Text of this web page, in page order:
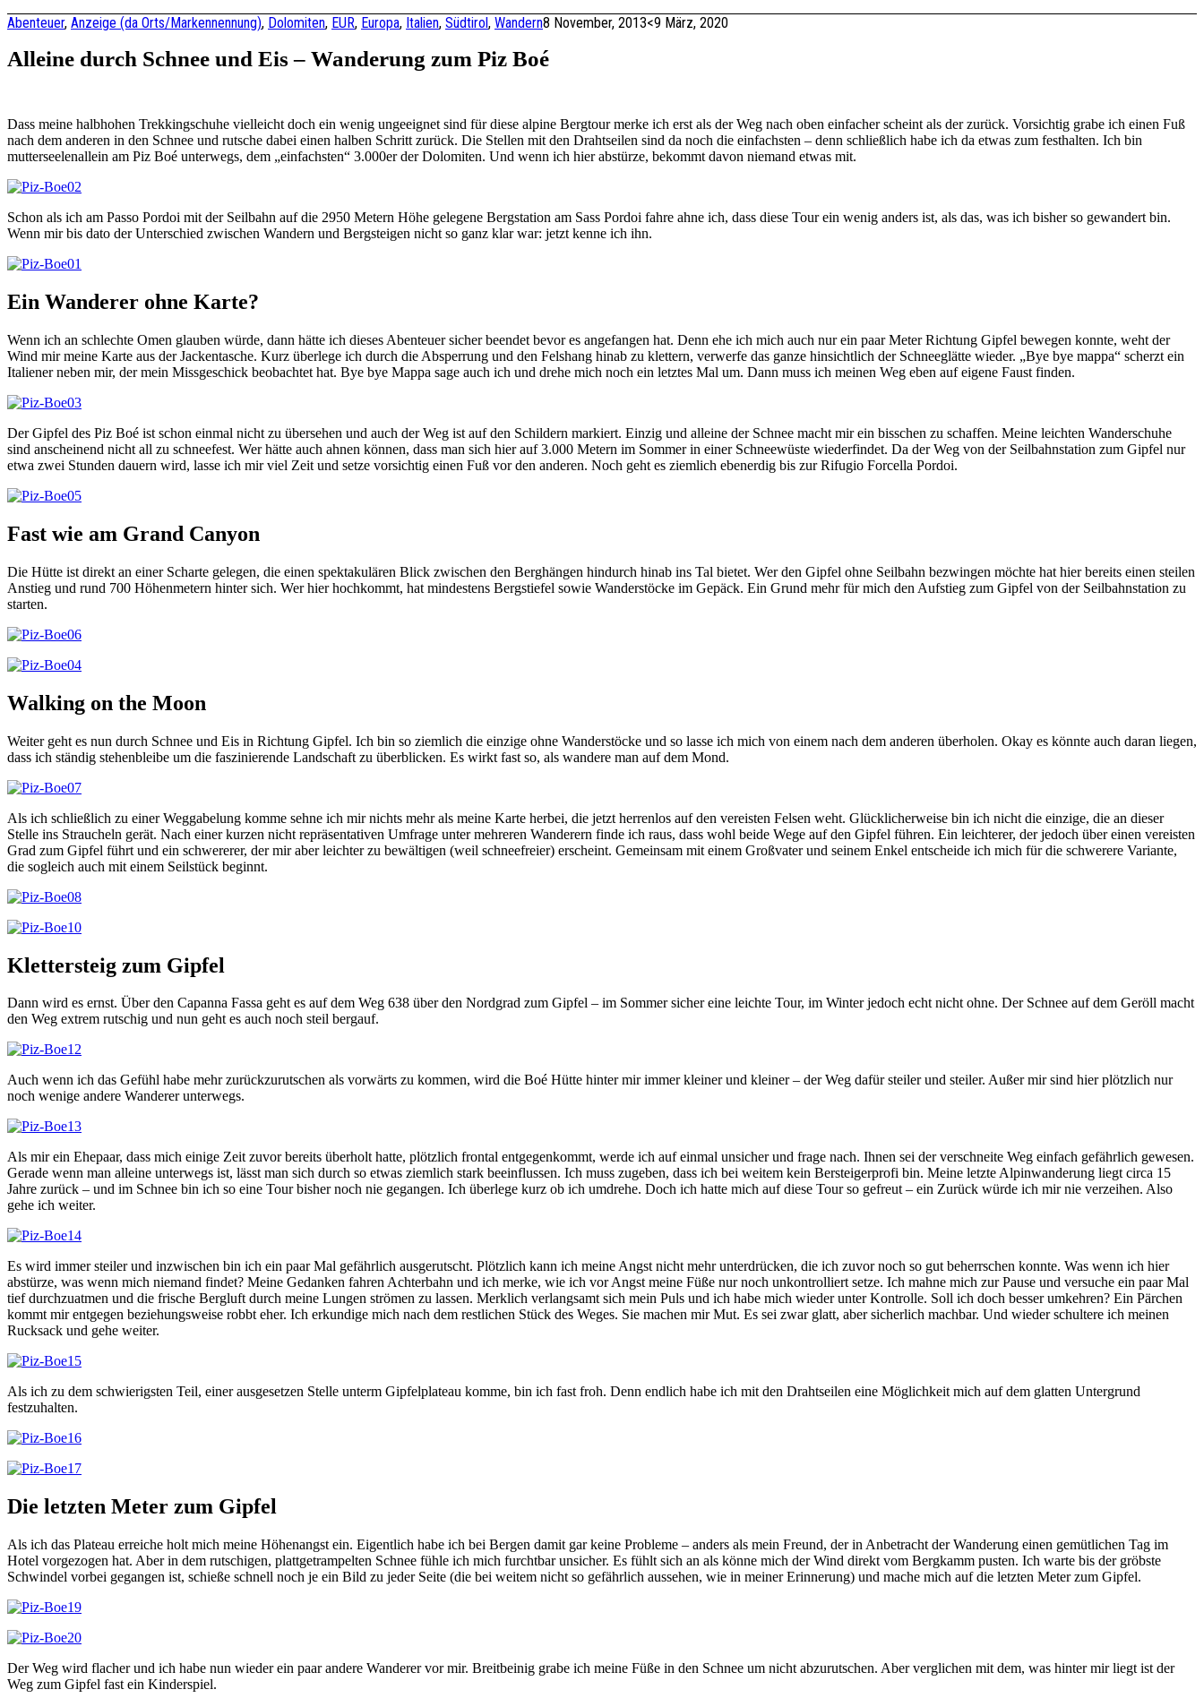
Abenteuer, Anzeige (da Orts/Markennennung), Dolomiten, EUR, Europa, Italien, Südtirol, Wandern8 November, 2013<9 März, 2020
Alleine durch Schnee und Eis – Wanderung zum Piz Boé
Dass meine halbhohen Trekkingschuhe vielleicht doch ein wenig ungeeignet sind für diese alpine Bergtour merke ich erst als der Weg nach oben einfacher scheint als der zurück. Vorsichtig grabe ich einen Fuß
nach dem anderen in den Schnee und rutsche dabei einen halben Schritt zurück. Die Stellen mit den Drahtseilen sind da noch die einfachsten – denn schließlich habe ich da etwas zum festhalten. Ich bin
mutterseelenallein am Piz Boé unterwegs, dem „einfachsten“ 3.000er der Dolomiten. Und wenn ich hier abstürze, bekommt davon niemand etwas mit.
Schon als ich am Passo Pordoi mit der Seilbahn auf die 2950 Metern Höhe gelegene Bergstation am Sass Pordoi fahre ahne ich, dass diese Tour ein wenig anders ist, als das, was ich bisher so gewandert bin.
Wenn mir bis dato der Unterschied zwischen Wandern und Bergsteigen nicht so ganz klar war: jetzt kenne ich ihn.
Ein Wanderer ohne Karte?
Wenn ich an schlechte Omen glauben würde, dann hätte ich dieses Abenteuer sicher beendet bevor es angefangen hat. Denn ehe ich mich auch nur ein paar Meter Richtung Gipfel bewegen konnte, weht der
Wind mir meine Karte aus der Jackentasche. Kurz überlege ich durch die Absperrung und den Felshang hinab zu klettern, verwerfe das ganze hinsichtlich der Schneeglätte wieder. „Bye bye mappa“ scherzt ein
Italiener neben mir, der mein Missgeschick beobachtet hat. Bye bye Mappa sage auch ich und drehe mich noch ein letztes Mal um. Dann muss ich meinen Weg eben auf eigene Faust finden.
Der Gipfel des Piz Boé ist schon einmal nicht zu übersehen und auch der Weg ist auf den Schildern markiert. Einzig und alleine der Schnee macht mir ein bisschen zu schaffen. Meine leichten Wanderschuhe
sind anscheinend nicht all zu schneefest. Wer hätte auch ahnen können, dass man sich hier auf 3.000 Metern im Sommer in einer Schneewüste wiederfindet. Da der Weg von der Seilbahnstation zum Gipfel nur
etwa zwei Stunden dauern wird, lasse ich mir viel Zeit und setze vorsichtig einen Fuß vor den anderen. Noch geht es ziemlich ebenerdig bis zur Rifugio Forcella Pordoi.
Fast wie am Grand Canyon
Die Hütte ist direkt an einer Scharte gelegen, die einen spektakulären Blick zwischen den Berghängen hindurch hinab ins Tal bietet. Wer den Gipfel ohne Seilbahn bezwingen möchte hat hier bereits einen steilen
Anstieg und rund 700 Höhenmetern hinter sich. Wer hier hochkommt, hat mindestens Bergstiefel sowie Wanderstöcke im Gepäck. Ein Grund mehr für mich den Aufstieg zum Gipfel von der Seilbahnstation zu
starten.
Walking on the Moon
Weiter geht es nun durch Schnee und Eis in Richtung Gipfel. Ich bin so ziemlich die einzige ohne Wanderstöcke und so lasse ich mich von einem nach dem anderen überholen. Okay es könnte auch daran liegen,
dass ich ständig stehenbleibe um die faszinierende Landschaft zu überblicken. Es wirkt fast so, als wandere man auf dem Mond.
Als ich schließlich zu einer Weggabelung komme sehne ich mir nichts mehr als meine Karte herbei, die jetzt herrenlos auf den vereisten Felsen weht. Glücklicherweise bin ich nicht die einzige, die an dieser
Stelle ins Straucheln gerät. Nach einer kurzen nicht repräsentativen Umfrage unter mehreren Wanderern finde ich raus, dass wohl beide Wege auf den Gipfel führen. Ein leichterer, der jedoch über einen vereisten
Grad zum Gipfel führt und ein schwererer, der mir aber leichter zu bewältigen (weil schneefreier) erscheint. Gemeinsam mit einem Großvater und seinem Enkel entscheide ich mich für die schwerere Variante,
die sogleich auch mit einem Seilstück beginnt.
Klettersteig zum Gipfel
Dann wird es ernst. Über den Capanna Fassa geht es auf dem Weg 638 über den Nordgrad zum Gipfel – im Sommer sicher eine leichte Tour, im Winter jedoch echt nicht ohne. Der Schnee auf dem Geröll macht
den Weg extrem rutschig und nun geht es auch noch steil bergauf.
Auch wenn ich das Gefühl habe mehr zurückzurutschen als vorwärts zu kommen, wird die Boé Hütte hinter mir immer kleiner und kleiner – der Weg dafür steiler und steiler. Außer mir sind hier plötzlich nur
noch wenige andere Wanderer unterwegs.
Als mir ein Ehepaar, dass mich einige Zeit zuvor bereits überholt hatte, plötzlich frontal entgegenkommt, werde ich auf einmal unsicher und frage nach. Ihnen sei der verschneite Weg einfach gefährlich gewesen.
Gerade wenn man alleine unterwegs ist, lässt man sich durch so etwas ziemlich stark beeinflussen. Ich muss zugeben, dass ich bei weitem kein Bersteigerprofi bin. Meine letzte Alpinwanderung liegt circa 15
Jahre zurück – und im Schnee bin ich so eine Tour bisher noch nie gegangen. Ich überlege kurz ob ich umdrehe. Doch ich hatte mich auf diese Tour so gefreut – ein Zurück würde ich mir nie verzeihen. Also
gehe ich weiter.
Es wird immer steiler und inzwischen bin ich ein paar Mal gefährlich ausgerutscht. Plötzlich kann ich meine Angst nicht mehr unterdrücken, die ich zuvor noch so gut beherrschen konnte. Was wenn ich hier
abstürze, was wenn mich niemand findet? Meine Gedanken fahren Achterbahn und ich merke, wie ich vor Angst meine Füße nur noch unkontrolliert setze. Ich mahne mich zur Pause und versuche ein paar Mal
tief durchzuatmen und die frische Bergluft durch meine Lungen strömen zu lassen. Merklich verlangsamt sich mein Puls und ich habe mich wieder unter Kontrolle. Soll ich doch besser umkehren? Ein Pärchen
kommt mir entgegen beziehungsweise robbt eher. Ich erkundige mich nach dem restlichen Stück des Weges. Sie machen mir Mut. Es sei zwar glatt, aber sicherlich machbar. Und wieder schultere ich meinen
Rucksack und gehe weiter.
Als ich zu dem schwierigsten Teil, einer ausgesetzen Stelle unterm Gipfelplateau komme, bin ich fast froh. Denn endlich habe ich mit den Drahtseilen eine Möglichkeit mich auf dem glatten Untergrund
festzuhalten.
Die letzten Meter zum Gipfel
Als ich das Plateau erreiche holt mich meine Höhenangst ein. Eigentlich habe ich bei Bergen damit gar keine Probleme – anders als mein Freund, der in Anbetracht der Wanderung einen gemütlichen Tag im
Hotel vorgezogen hat. Aber in dem rutschigen, plattgetrampelten Schnee fühle ich mich furchtbar unsicher. Es fühlt sich an als könne mich der Wind direkt vom Bergkamm pusten. Ich warte bis der gröbste
Schwindel vorbei gegangen ist, schieße schnell noch je ein Bild zu jeder Seite (die bei weitem nicht so gefährlich aussehen, wie in meiner Erinnerung) und mache mich auf die letzten Meter zum Gipfel.
Der Weg wird flacher und ich habe nun wieder ein paar andere Wanderer vor mir. Breitbeinig grabe ich meine Füße in den Schnee um nicht abzurutschen. Aber verglichen mit dem, was hinter mir liegt ist der
Weg zum Gipfel fast ein Kinderspiel.